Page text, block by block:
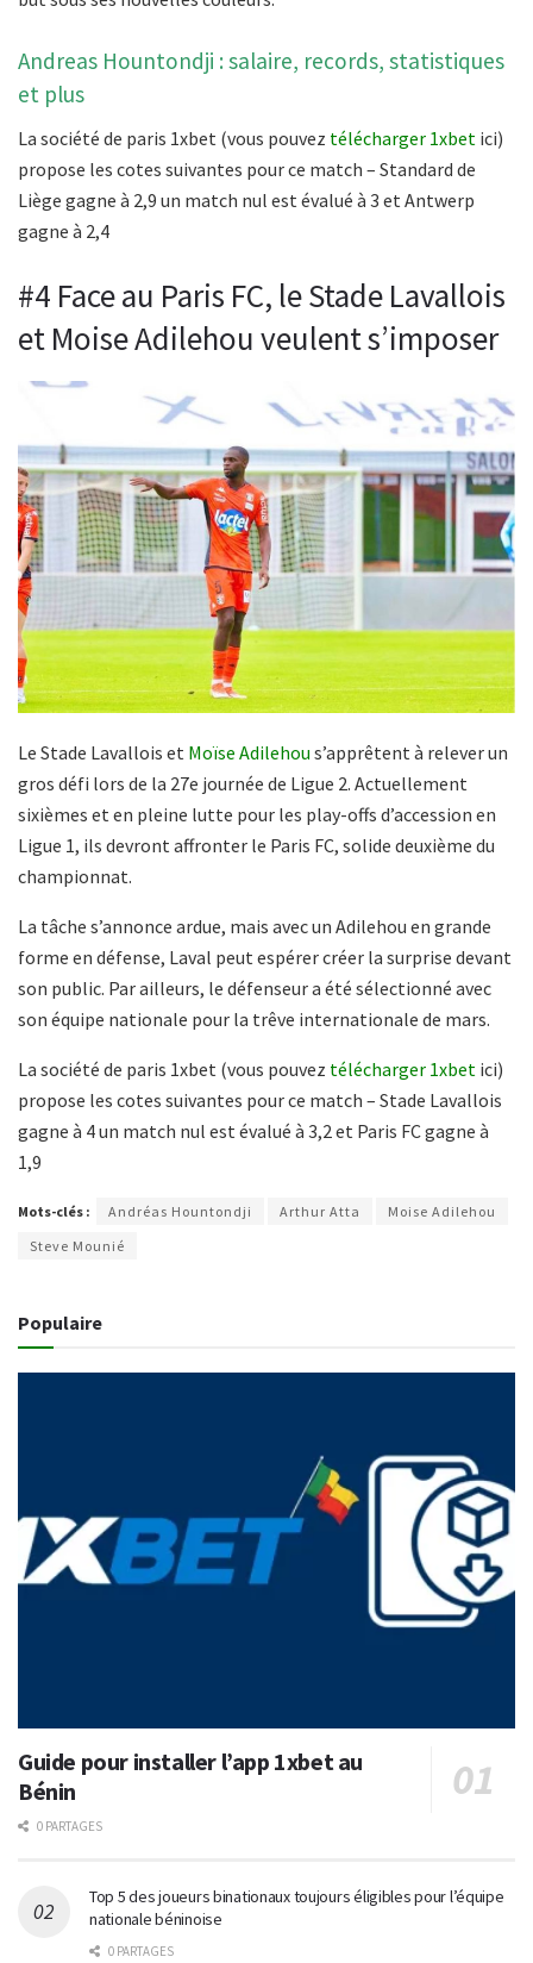
Andreas Hountondji : salaire, records, statistiques
et plus
La société de paris 1xbet (vous pouvez télécharger 1xbet ici)
propose les cotes suivantes pour ce match – Standard de
Liège gagne à 2,9 un match nul est évalué à 3 et Antwerp
gagne à 2,4
#4 Face au Paris FC, le Stade Lavallois
et Moise Adilehou veulent s’imposer
Le Stade Lavallois et Moïse Adilehou s’apprêtent à relever un
gros défi lors de la 27e journée de Ligue 2. Actuellement
sixièmes et en pleine lutte pour les play-offs d’accession en
Ligue 1, ils devront affronter le Paris FC, solide deuxième du
championnat.
La tâche s’annonce ardue, mais avec un Adilehou en grande
forme en défense, Laval peut espérer créer la surprise devant
son public. Par ailleurs, le défenseur a été sélectionné avec
son équipe nationale pour la trêve internationale de mars.
La société de paris 1xbet (vous pouvez télécharger 1xbet ici)
propose les cotes suivantes pour ce match – Stade Lavallois
gagne à 4 un match nul est évalué à 3,2 et Paris FC gagne à
1,9
Mots-clés : Andréas Hountondji Arthur Atta
Moise Adilehou
Steve Mounié
Populaire
Guide pour installer l’app 1xbet au
Bénin
0 PARTAGES
Top 5 des joueurs binationaux toujours éligibles pour l’équipe
nationale béninoise
0 PARTAGES